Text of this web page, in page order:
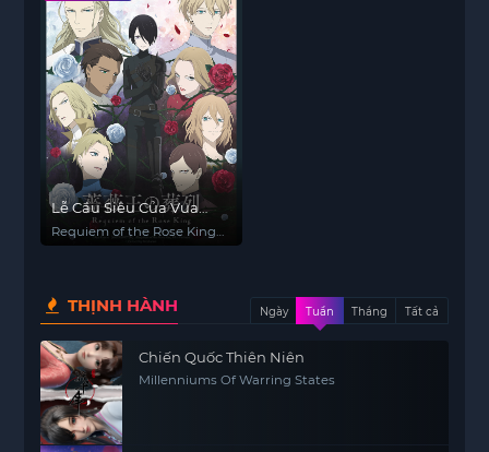
Lễ Cầu Siêu Của Vua
Hoa Hồng
Requiem of the Rose King,
THỊNH HÀNH Ngày Tuần Tháng Tất cả
Chiến Quốc Thiên Niên
Millenniums Of Warring States